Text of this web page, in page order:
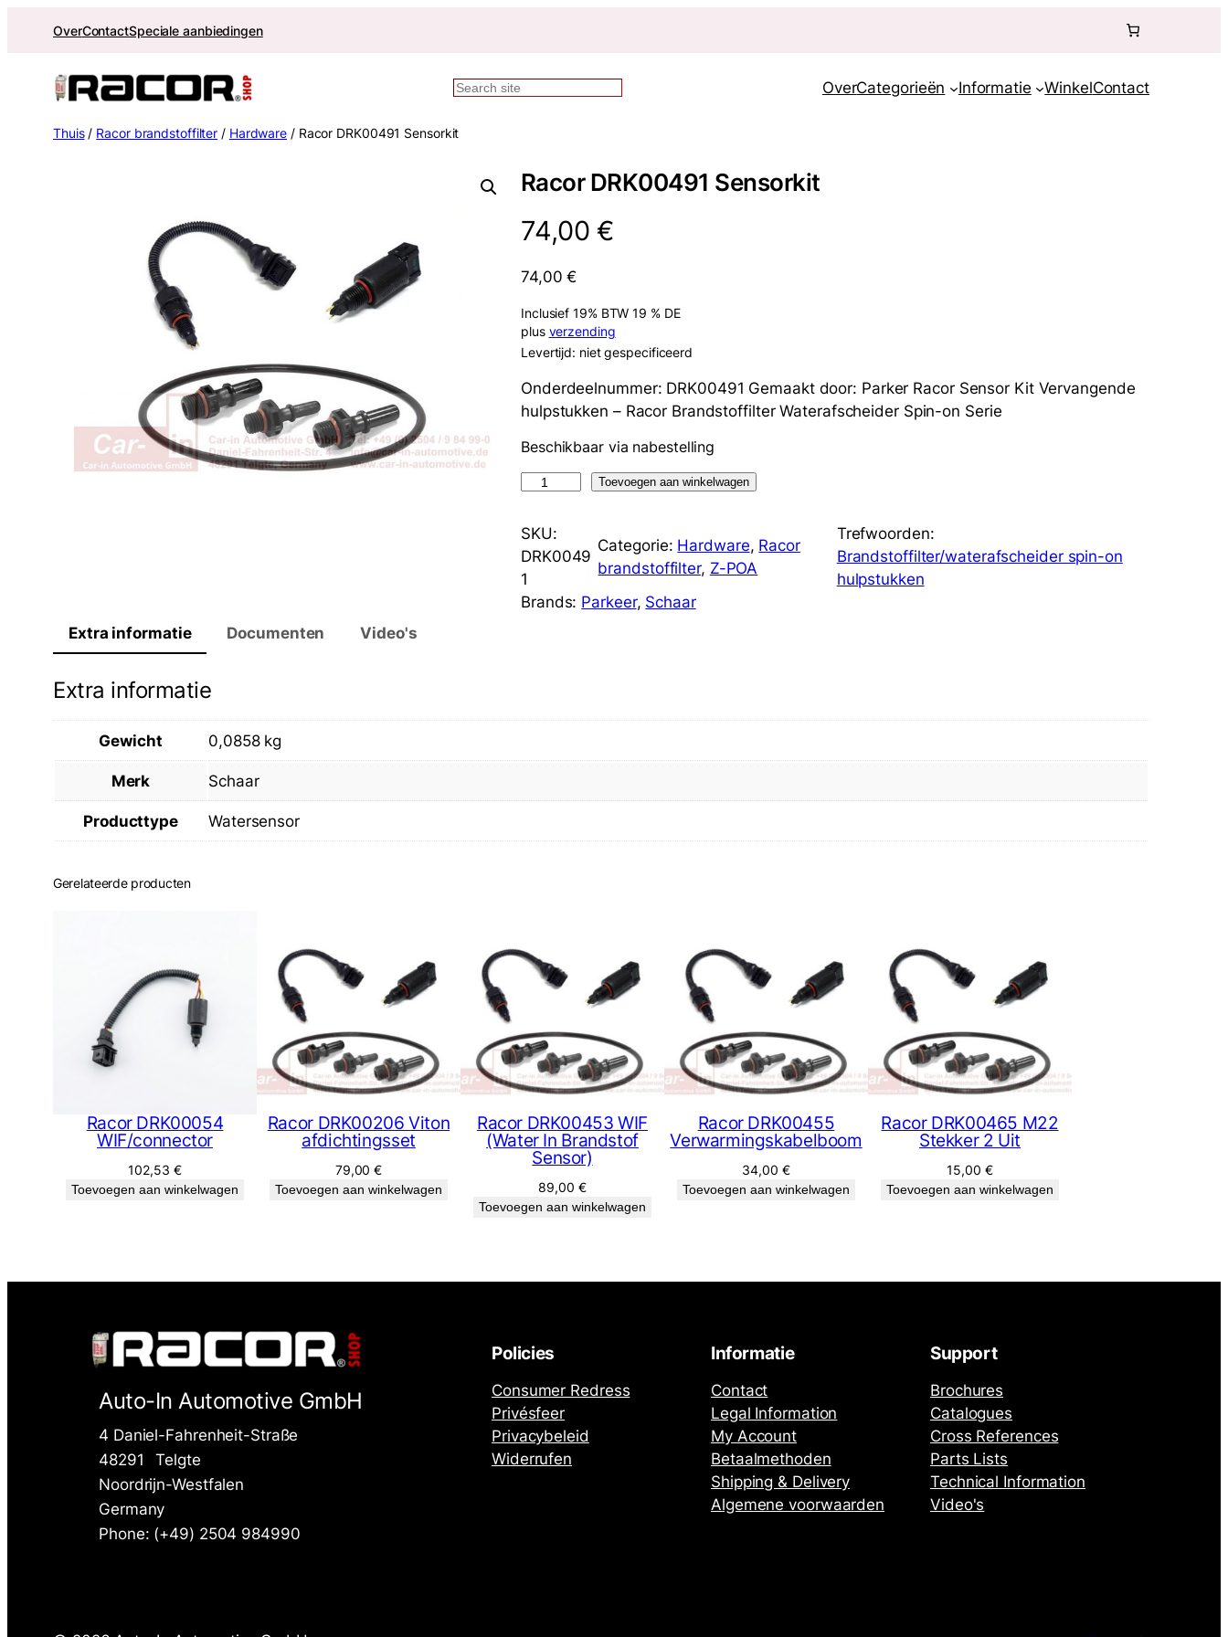
inhoud
OverContactSpeciale aanbiedingen
Zoekopdracht OverCategorieën Informatie WinkelContact
Thuis/ Racor brandstoffilter / Hardware / Racor DRK00491 Sensorkit
Racor DRK00491 Sensorkit
74,00 €
74,00€
Inclusief 19% BTW 19 % DE
plus verzending
Levertijd: niet gespecificeerd
Onderdeelnummer: DRK00491 Gemaakt door: Parker Racor Sensor Kit Vervangende
hulpstukken – Racor Brandstoffilter Waterafscheider Spin-on Serie
Beschikbaar via nabestelling
c
o
r
D
1
e
t
n
t
a
Toevoegen aan winkelwagen
SKU:
DRK0049
1
Categorie: Hardware, Racor
brandstoffilter, Z-POA
Trefwoorden:
Brandstoffilter/waterafscheider spin-on
hulpstukken
Brands: Parkeer, Schaar
Extra informatie
Documenten Video's
Extra informatie
Gewicht 0,0858 kg
Merk Schaar
Producttype Watersensor
Gerelateerde producten
Racor DRK00054
WIF/connector
102,53 €
Toevoegen aan winkelwagen
Racor DRK00206 Viton
afdichtingsset
79,00€
Toevoegen aan winkelwagen
Racor DRK00453 WIF
(Water In Brandstof
Sensor)
89,00 €
Toevoegen aan winkelwagen
Racor DRK00455
Verwarmingskabelboom
34,00 €
Toevoegen aan winkelwagen
Racor DRK00465 M22
Stekker 2 Uit
15,00 €
Toevoegen aan winkelwagen
Auto-In Automotive GmbH
4 Daniel-Fahrenheit-Straße
48291
Telgte
Noordrijn-Westfalen
Germany
Phone: (+49) 2504 984990
Policies
Consumer Redress
Privésfeer
Privacybeleid
Widerrufen
Informatie
Contact
Legal Information
My Account
Betaalmethoden
Shipping & Delivery
Algemene voorwaarden
Support
Brochures
Catalogues
Cross References
Parts Lists
Technical Information
Video's